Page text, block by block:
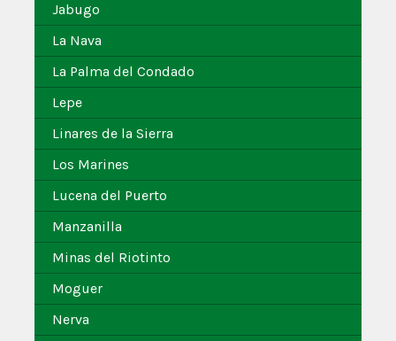
Jabugo
La Nava
La Palma del Condado
Lepe
Linares de la Sierra
Los Marines
Lucena del Puerto
Manzanilla
Minas del Riotinto
Moguer
Nerva